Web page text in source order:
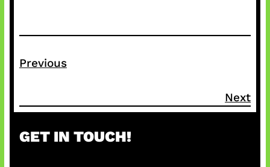
Previous
Next
GET IN TOUCH!